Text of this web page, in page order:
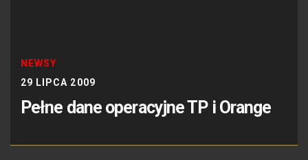
NEWSY
29 LIPCA 2009
Pełne dane operacyjne TP i Orange